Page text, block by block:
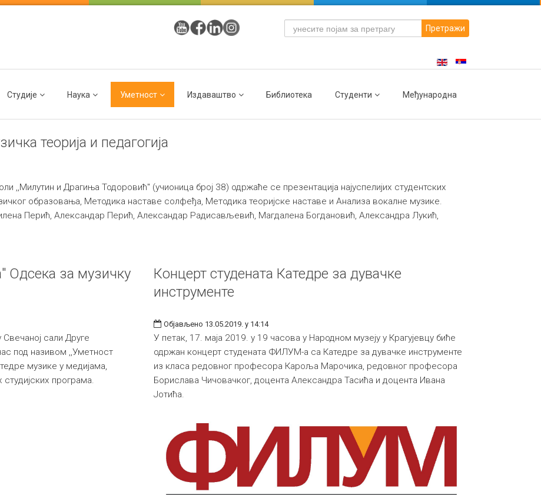
Претражи
Студије Наука Уметност Издаваштво Библиотека Студенти Међународна
теорија и педагогија
,,Милутин и Драгиња Тодоровић" (учионица број 38) одржаће се презентација најуспелијих студентских
образовања, Методика наставе солфеђа, Методика теоријске наставе и Анализа вокалне музике.
Перић, Александар Перић, Александар Радисављевић, Магдалена Богдановић, Александра Лукић,
Одсека за музичку
сали Друге
под називом ,,Уметност
музике у медијама,
студијских програма.
Концерт студената Катедре за дувачке
инструменте
Објављено 13.05.2019. у 14:14
У петак, 17. маја 2019. у 19 часова у Народном музеју у Крагујевцу биће
одржан концерт студената ФИЛУМ-а са Катедре за дувачке инструменте
из класа редовног професора Кароља Марочика, редовног професора
Борислава Чичовачког, доцента Александра Тасића и доцента Ивана
Јотића.